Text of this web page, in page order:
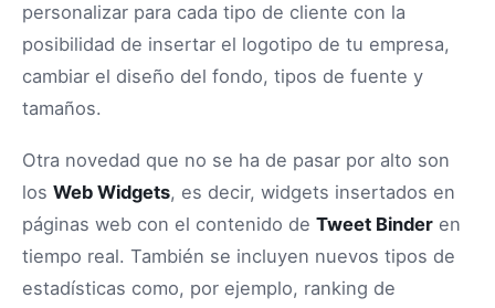
personalizar para cada tipo de cliente con la
posibilidad de insertar el logotipo de tu empresa,
cambiar el diseño del fondo, tipos de fuente y
tamaños.
Otra novedad que no se ha de pasar por alto son
los Web Widgets, es decir, widgets insertados en
páginas web con el contenido de Tweet Binder en
tiempo real. También se incluyen nuevos tipos de
estadísticas como, por ejemplo, ranking de